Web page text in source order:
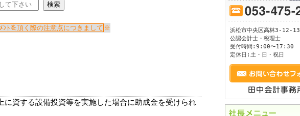
ト推奨ブラウザ
、または
Windows標準のMicrosoft Edge
クセスして頂くようお願い申し上げます。
ﾝﾄを頂く際の注意点につきまして
に資する設備投資等を実施した場合に助成金を受けられ
浜松市中央区高林3-12-13
公認会計士・税理士
受付時間:9:00〜17:30
定休日:土・日・祝日